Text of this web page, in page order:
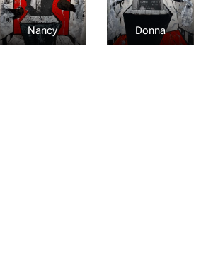
Nancy Donna